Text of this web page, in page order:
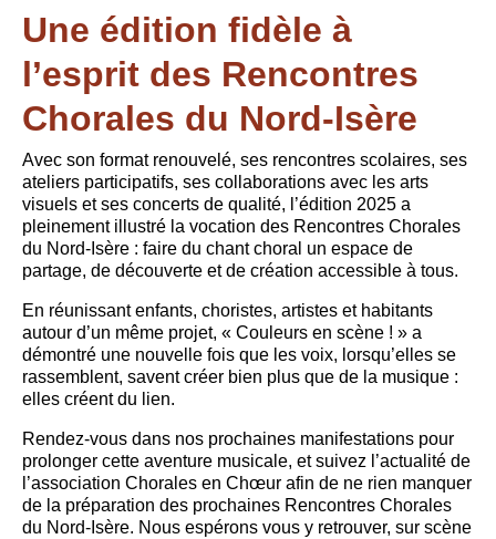
Une édition fidèle à
l’esprit des Rencontres
Chorales du Nord-Isère
Avec son format renouvelé, ses rencontres scolaires, ses
ateliers participatifs, ses collaborations avec les arts
visuels et ses concerts de qualité, l’édition 2025 a
pleinement illustré la vocation des Rencontres Chorales
du Nord-Isère : faire du chant choral un espace de
partage, de découverte et de création accessible à tous.
En réunissant enfants, choristes, artistes et habitants
autour d’un même projet, « Couleurs en scène ! » a
démontré une nouvelle fois que les voix, lorsqu’elles se
rassemblent, savent créer bien plus que de la musique :
elles créent du lien.
Rendez-vous dans nos prochaines manifestations pour
prolonger cette aventure musicale, et suivez l’actualité de
l’association Chorales en Chœur afin de ne rien manquer
de la préparation des prochaines Rencontres Chorales
du Nord-Isère. Nous espérons vous y retrouver, sur scène